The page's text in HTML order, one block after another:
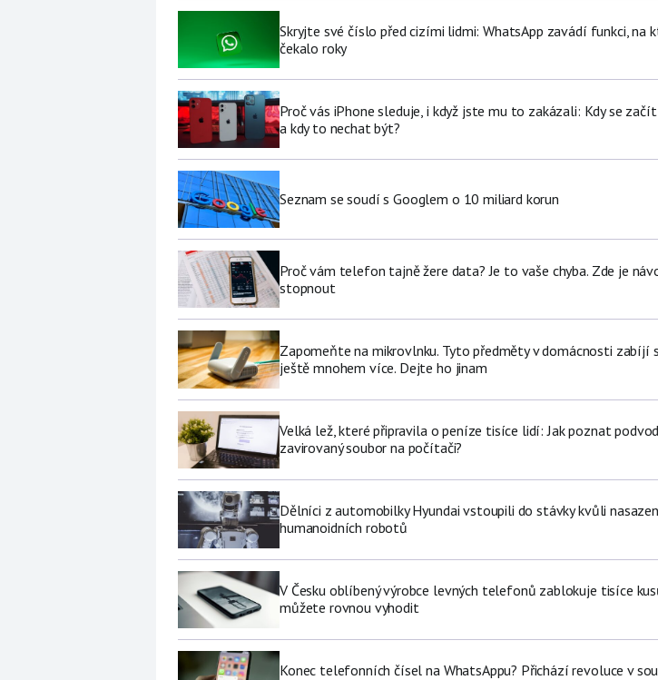
Skryjte své číslo před cizími lidmi: WhatsApp zavádí funkci, na
čekalo roky
Proč vás iPhone sleduje, i když jste mu to zakázali: Kdy se
a kdy to nechat být?
Seznam se soudí s Googlem o 10 miliard korun
Proč vám telefon tajně žere data? Je to vaše chyba. Zde je
stopnout
Zapomeňte na mikrovlnku. Tyto předměty v domácnosti zabíjí
ještě mnohem více. Dejte ho jinam
Velká lež, které připravila o peníze tisíce lidí: Jak poznat
zavirovaný soubor na počítači?
Dělníci z automobilky Hyundai vstoupili do stávky kvůli
humanoidních robotů
V Česku oblíbený výrobce levných telefonů zablokuje tisíce
můžete rovnou vyhodit
Konec telefonních čísel na WhatsAppu? Přichází revoluce v